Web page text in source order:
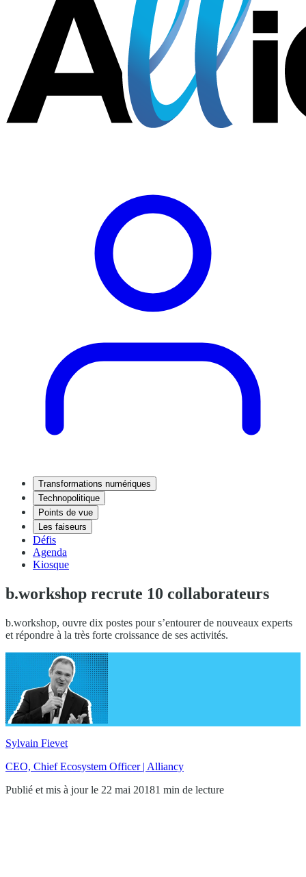
Transformations numériques
Technopolitique
Points de vue
Les faiseurs
Défis
Agenda
Kiosque
b.workshop recrute 10 collaborateurs
b.workshop, ouvre dix postes pour s’entourer de nouveaux experts
et répondre à la très forte croissance de ses activités.
Sylvain Fievet
CEO, Chief Ecosystem Officer | Alliancy
Publié et mis à jour le 22 mai 20181 min de lecture